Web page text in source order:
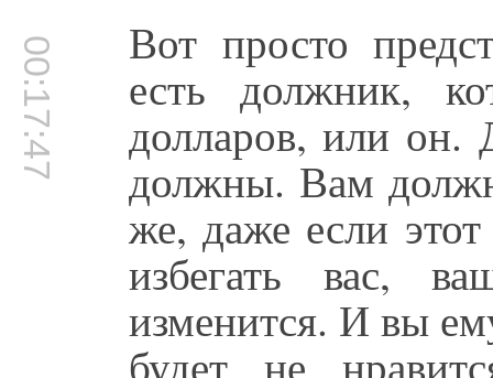
00:17:47 Вот просто
есть должник,
долларов, или он.
должны. Вам
же, даже если этот
избегать вас,
изменится. И вы
будет не